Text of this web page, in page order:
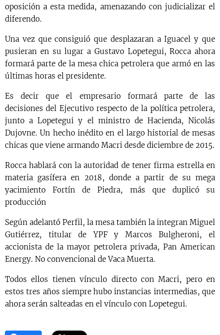
oposición a esta medida, amenazando con judicializar el
diferendo.
Una vez que consiguió que desplazaran a Iguacel y que
pusieran en su lugar a Gustavo Lopetegui, Rocca ahora
formará parte de la mesa chica petrolera que armó en las
últimas horas el presidente.
Es decir que el empresario formará parte de las
decisiones del Ejecutivo respecto de la política petrolera,
junto a Lopetegui y el ministro de Hacienda, Nicolás
Dujovne. Un hecho inédito en el largo historial de mesas
chicas que viene armando Macri desde diciembre de 2015.
Rocca hablará con la autoridad de tener firma estrella en
materia gasífera en 2018, donde a partir de su mega
yacimiento Fortín de Piedra, más que duplicó su
producción
Según adelantó Perfil, la mesa también la integran Miguel
Gutiérrez, titular de YPF y Marcos Bulgheroni, el
accionista de la mayor petrolera privada, Pan American
Energy. No convencional de Vaca Muerta.
Todos ellos tienen vínculo directo con Macri, pero en
estos tres años siempre hubo instancias intermedias, que
ahora serán salteadas en el vínculo con Lopetegui.